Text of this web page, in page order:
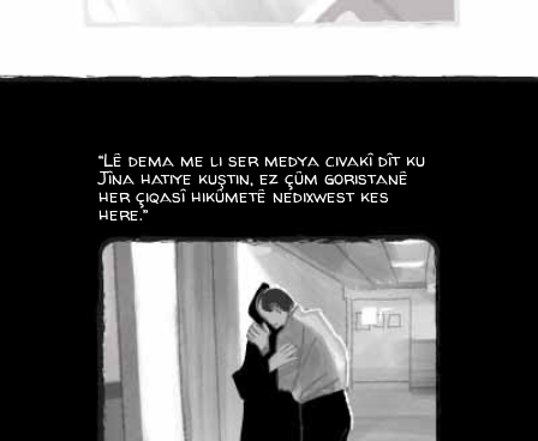
“Lê dema me li ser medya civakî dît ku
Jîna hatiye kuştin, ez çûm goristanê
her çiqasî hikûmetê nedixwest kes
here.”